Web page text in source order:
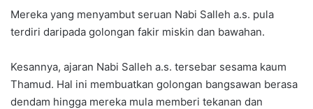
Mereka yang menyambut seruan Nabi Salleh a.s. pula
terdiri daripada golongan fakir miskin dan bawahan.
Kesannya, ajaran Nabi Salleh a.s. tersebar sesama kaum
Thamud. Hal ini membuatkan golongan bangsawan berasa
dendam hingga mereka mula memberi tekanan dan